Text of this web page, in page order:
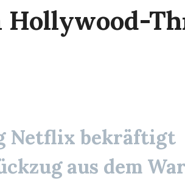
Hollywood-
Netflix bekräftigt
aus dem